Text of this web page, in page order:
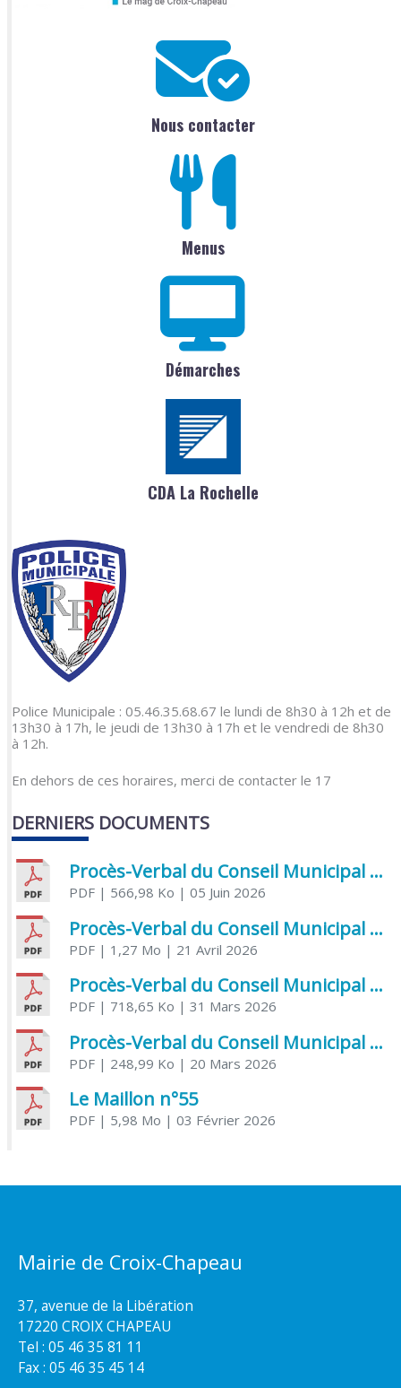
Nous contacter
Menus
Démarches
CDA La Rochelle
Police Municipale : 05.46.35.68.67 le lundi de 8h30 à 12h et de
13h30 à 17h, le jeudi de 13h30 à 17h et le vendredi de 8h30
à 12h.
En dehors de ces horaires, merci de contacter le 17
DERNIERS DOCUMENTS
Procès-Verbal du Conseil Municipal du 5 juin 2026
PDF| 566,98 Ko | 05 Juin 2026
Procès-Verbal du Conseil Municipal du 21 avril 2026
PDF| 1,27 Mo | 21 Avril 2026
Procès-Verbal du Conseil Municipal du 31 mars 2026
PDF| 718,65 Ko | 31 Mars 2026
Procès-Verbal du Conseil Municipal du 20 mars 2026
PDF| 248,99 Ko | 20 Mars 2026
Le Maillon n°55
PDF| 5,98 Mo | 03 Février 2026
Mairie de Croix-Chapeau
37, avenue de la Libération
17220 CROIX CHAPEAU
Tel : 05 46 35 81 11
Fax : 05 46 35 45 14